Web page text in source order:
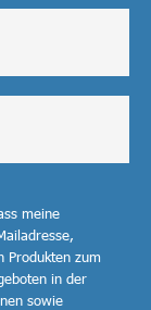
meine
Produkten zum
in der
sowie